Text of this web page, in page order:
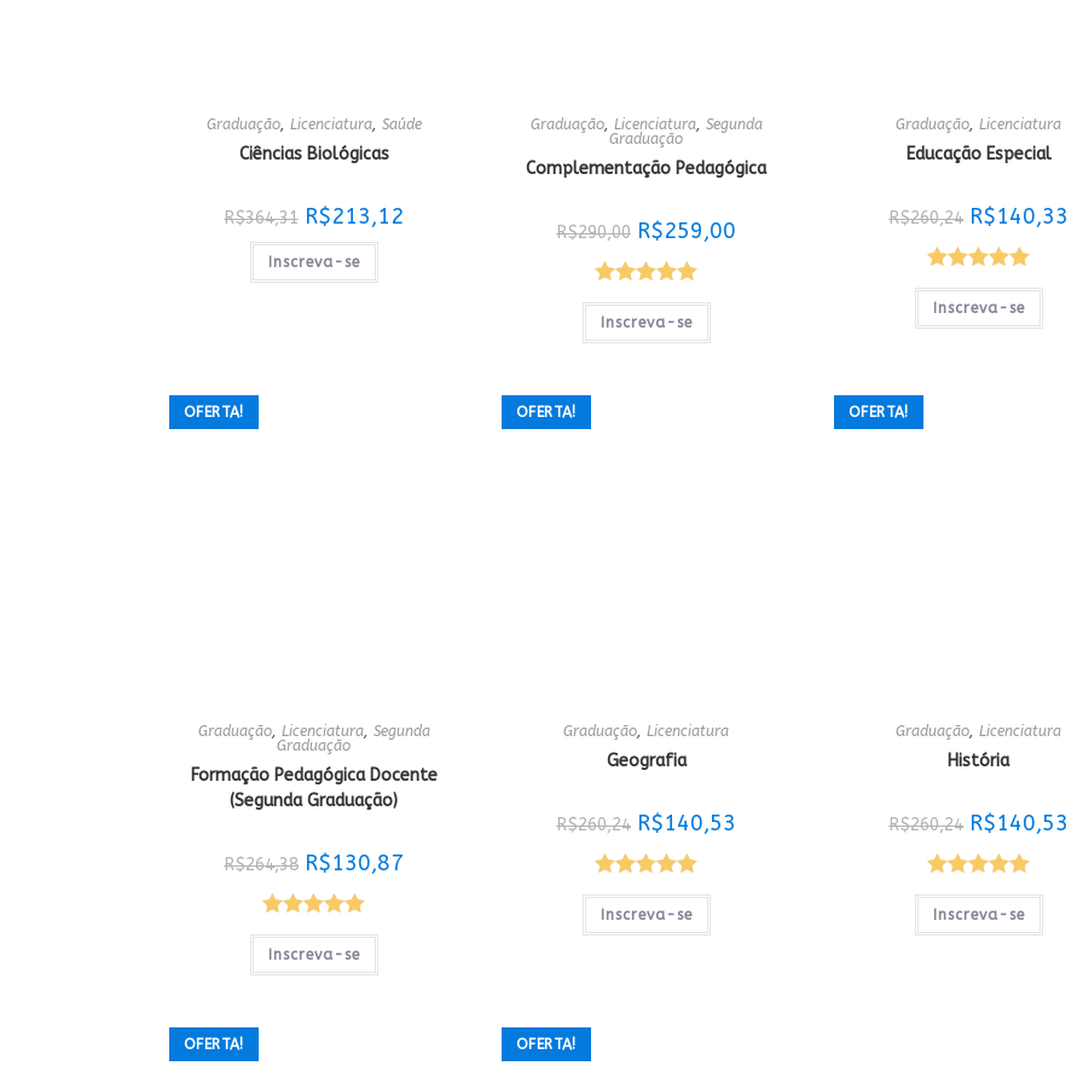
Graduação, Licenciatura, Saúde
Ciências Biológicas
R$364,31 O
preço
original
era:
R$364,31.
R$213,12O
preço
Inscreva-se
Graduação, Licenciatura, Segunda
Graduação
Complementação Pedagógica
R$290,00 O
preço
original
era:
R$259,00O
Avaliação
5.00de 5
Inscreva-se
Graduação, Licenciatura
Educação Especial
R$260,24 O
preço
original
era:
R$140,33
Avaliação
5.00de 5
Inscreva-se
OFERTA!
Graduação, Licenciatura, Segunda
Graduação
Formação Pedagógica Docente
(Segunda Graduação)
R$264,38 O
preço
original
era:
R$130,87O
Avaliação
5.00de 5
Inscreva-se
OFERTA!
Graduação, Licenciatura
Geografia
R$260,24 O
preço
original
era:
R$140,53
Avaliação
5.00de 5
Inscreva-se
OFERTA!
Graduação, Licenciatura
História
R$260,24 O
preço
original
era:
R$140,53
Avaliação
5.00de 5
Inscreva-se
OFERTA! OFERTA!